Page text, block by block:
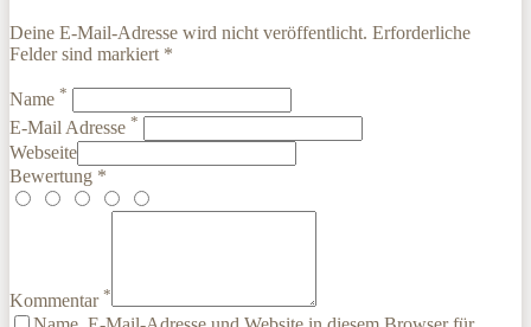
Deine E-Mail-Adresse wird nicht veröffentlicht. Erforderliche
Felder sind markiert *
Name *
E-Mail Adresse *
Webseite
Bewertung *
Kommentar *